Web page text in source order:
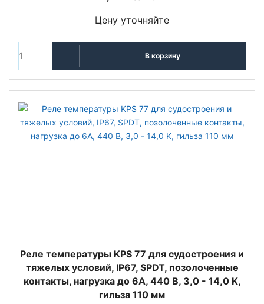
Цену уточняйте
В корзину
Реле температуры KPS 77 для судостроения и
тяжелых условий, IP67, SPDT, позолоченные
контакты, нагрузка до 6А, 440 В, 3,0 - 14,0 K,
гильза 110 мм